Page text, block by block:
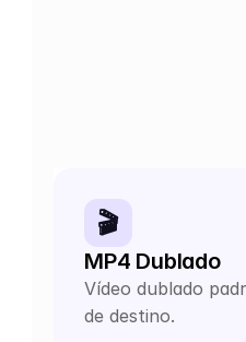
🎬
MP4 Dublado
Vídeo dublado
de destino.